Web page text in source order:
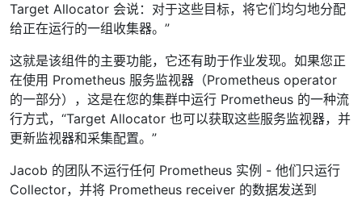
Target Allocator 会说：对于这些目标，将它们均匀地分配
给正在运行的一组收集器。”
这就是该组件的主要功能，它还有助于作业发现。如果您正
在使用 Prometheus 服务监视器（Prometheus operator
的一部分），这是在您的集群中运行 Prometheus 的一种流
行方式，“Target Allocator 也可以获取这些服务监视器，并
更新监视器和采集配置。”
Jacob 的团队不运行任何 Prometheus 实例 - 他们只运行
Collector，并将 Prometheus receiver 的数据发送到